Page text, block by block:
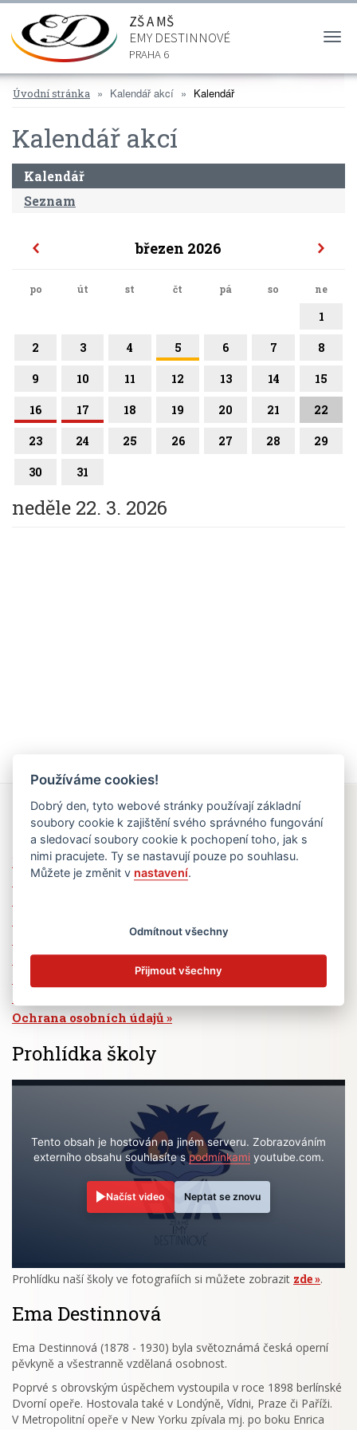
ZŠ A MŠ
EMY DESTINNOVÉ
PRAHA 6
Úvodní stránka Kalendář akcí Kalendář
Kalendář akcí
Kalendář
Seznam
březen 2026
po út st čt pá so ne
1
2 3 4 5 6 7 8
9 10 11 12 13 14 15
16 17 18 19 20 21 22
23 24 25 26 27 28 29
30 31
neděle 22. 3. 2026
Rychlé odkazy
Elektronická žákovská knížka
Jídelní lístek
Dotace a granty
Volná pracovní místa
Zřizovatel školy (MČ Praha 6)
Ochrana osobních údajů
Prohlídka školy
Tento obsah je hostován na jiném serveru. Zobrazováním
externího obsahu souhlasíte spodmínkamiyoutube.com.
Načíst video Neptat se znovu
Prohlídku naší školy ve fotografiích si můžete zobrazit zde .
Ema Destinnová
Ema Destinnová (1878 - 1930) byla světoznámá česká operní
pěvkyně a všestranně vzdělaná osobnost.
Poprvé s obrovským úspěchem vystoupila v roce 1898 berlínské
Dvorní opeře. Hostovala také v Londýně, Vídni, Praze či Paříži.
V Metropolitní opeře v New Yorku zpívala mj. po boku Enrica
Používáme cookies!
Dobrý den, tyto webové stránky používají základní
soubory cookie k zajištění svého správného fungování
a sledovací soubory cookie k pochopení toho, jak s
nimi pracujete. Ty se nastavují pouze po souhlasu.
Můžete je změnit v nastavení.
Odmítnout všechny
Přijmout všechny